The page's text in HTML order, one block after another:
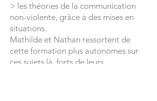
> les théories de la communication
non-violente, grâce à des mises en
situations.
Mathilde et Nathan ressortent de
cette formation plus autonomes sur
ces sujets là, forts de leurs